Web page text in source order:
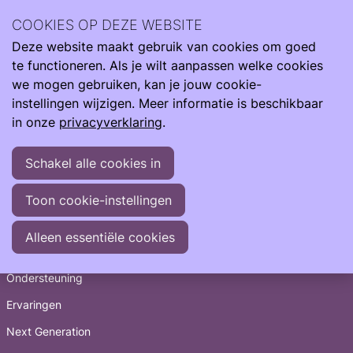
Zoeken
meer impact.
Onderzoek & Zorg Studies
Snel naar
Informatie
Ondersteuning
Ervaringen
Next Generation
COOKIES OP DEZE WEBSITE
Deze website maakt gebruik van cookies om goed
te functioneren. Als je wilt aanpassen welke cookies
we mogen gebruiken, kan je jouw cookie-
instellingen wijzigen. Meer informatie is beschikbaar
in onze privacyverklaring.
Schakel alle cookies in
Toon cookie-instellingen
Alleen essentiële cookies